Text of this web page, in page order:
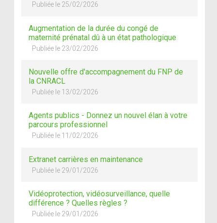
Publiée le 25/02/2026
Augmentation de la durée du congé de
maternité prénatal dû à un état pathologique
Publiée le 23/02/2026
Nouvelle offre d'accompagnement du FNP de
la CNRACL
Publiée le 13/02/2026
Agents publics - Donnez un nouvel élan à votre
parcours professionnel
Publiée le 11/02/2026
Extranet carrières en maintenance
Publiée le 29/01/2026
Vidéoprotection, vidéosurveillance, quelle
différence ? Quelles règles ?
Publiée le 29/01/2026